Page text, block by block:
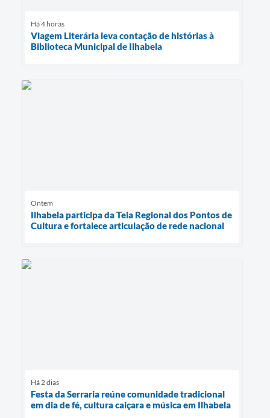
Há 4 horas
Viagem Literária leva contação de histórias à
Biblioteca Municipal de Ilhabela
Ontem
Ilhabela participa da Teia Regional dos Pontos de
Cultura e fortalece articulação de rede nacional
Há 2 dias
Festa da Serraria reúne comunidade tradicional
em dia de fé, cultura caiçara e música em Ilhabela